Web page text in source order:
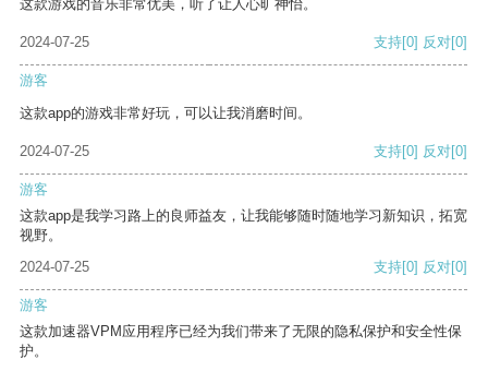
这款游戏的音乐非常优美，听了让人心旷神怡。
2024-07-25 支持[0] 反对[0]
游客
这款app的游戏非常好玩，可以让我消磨时间。
2024-07-25 支持[0] 反对[0]
游客
这款app是我学习路上的良师益友，让我能够随时随地学习新知识，拓宽
视野。
2024-07-25
支持[0] 反对[0]
游客
这款加速器VPM应用程序已经为我们带来了无限的隐私保护和安全性保
护。